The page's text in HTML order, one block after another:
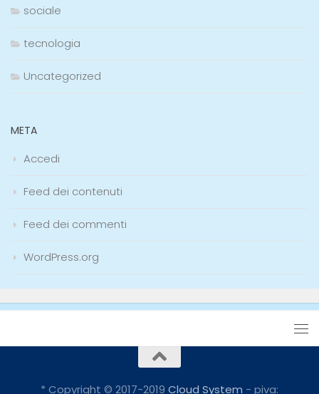
sociale
tecnologia
Uncategorized
META
Accedi
Feed dei contenuti
Feed dei commenti
WordPress.org
* Copyright © 2017-2019 Cloud System - piva: